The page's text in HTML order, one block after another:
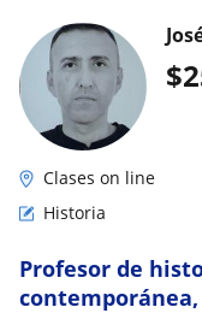
$
Clases on line
Historia
Profesor de